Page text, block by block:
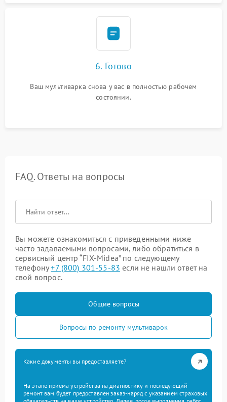
6. Готово
Ваш мультиварка снова у вас в полностью рабочем
состоянии.
FAQ. Ответы на вопросы
Вы можете ознакомиться с приведенными ниже
часто задаваемыми вопросами, либо обратиться в
сервисный центр “FIX-Midea” по следующему
телефону+7 (800) 301-55-83 если не нашли ответ на
свой вопрос.
Общие вопросы
Вопросы по ремонту мультиварок
Какие документы вы предоставляете?
На этапе приема устройства на диагностику и последующий
ремонт вам будет предоставлен заказ-наряд с указанием страховых